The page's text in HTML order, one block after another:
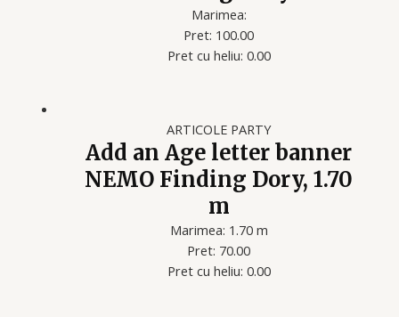
Marimea:
Pret: 100.00
Pret cu heliu: 0.00
ARTICOLE PARTY
Add an Age letter banner
NEMO Finding Dory, 1.70
m
Marimea: 1.70 m
Pret: 70.00
Pret cu heliu: 0.00